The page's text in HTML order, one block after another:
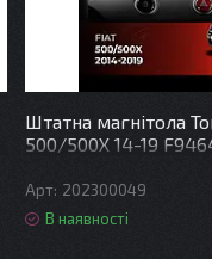
Штатна магнітола
500/500X 14-19
202300049
В наявності